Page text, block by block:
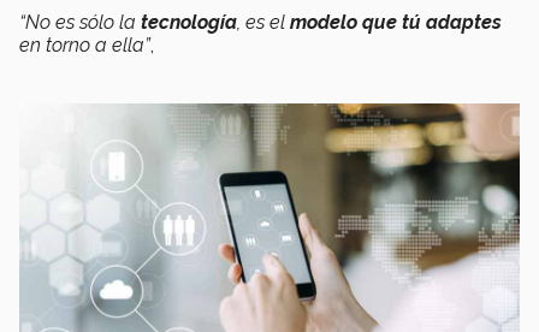
“No es sólo la tecnología, es el modelo que tú adaptes
en torno a ella”,